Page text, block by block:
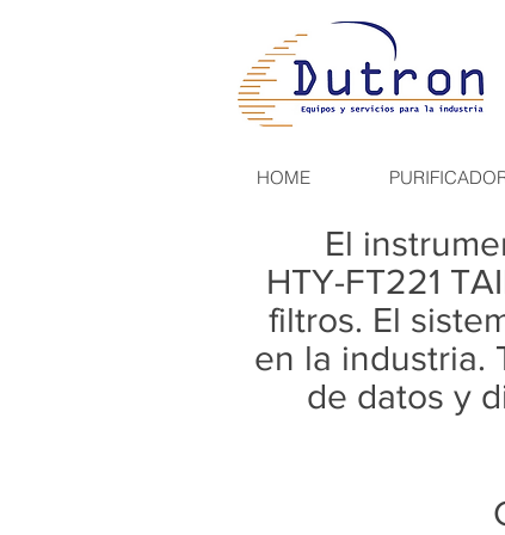
HOME
El
HTY-FT221
filtros. El
en la industria.
de datos y d